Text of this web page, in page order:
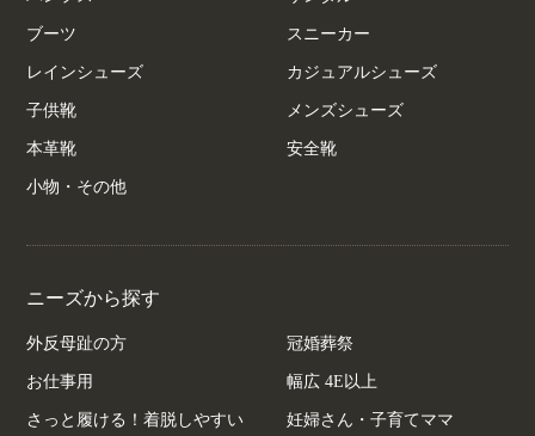
ブーツ スニーカー
レインシューズ カジュアルシューズ
子供靴 メンズシューズ
本革靴 安全靴
小物・その他
ニーズから探す
外反母趾の方 冠婚葬祭
お仕事用 幅広 4E以上
さっと履ける！着脱しやすい
妊婦さん・子育てママ